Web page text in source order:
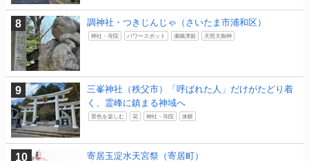
調神社・つきじんじゃ（さいたま市浦和区）
神社・寺院 パワースポット 瀬織津姫 天照大御神
三峯神社（秩父市）「呼ばれた人」だけがたどり着
く、霊峰に鎮まる神域へ
景色を楽しむ 花 神社・寺院 体験
寄居玉淀水天宮祭（寄居町）